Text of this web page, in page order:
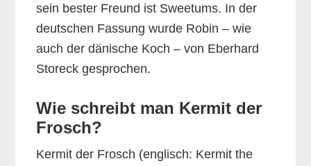
sein bester Freund ist Sweetums. In der
deutschen Fassung wurde Robin – wie
auch der dänische Koch – von Eberhard
Storeck gesprochen.
Wie schreibt man Kermit der
Frosch?
Kermit der Frosch (englisch: Kermit the